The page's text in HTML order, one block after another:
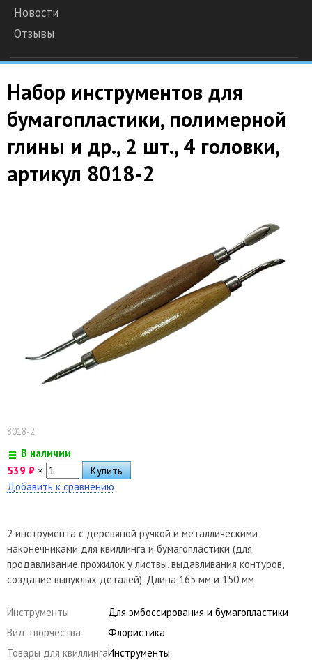
Новости
Отзывы
Набор инструментов для
бумагопластики, полимерной
глины и др., 2 шт., 4 головки,
артикул 8018-2
8018-2
В наличии
539 ₽ ×
Добавить к сравнению
2 инструмента с деревяной ручкой и металлическими
наконечниками для квиллинга и бумагопластики (для
продавливание прожилок у листвы, выдавливания контуров,
создание выпуклых деталей). Длина 165 мм и 150 мм
Инструменты
Для эмбоссирования и бумагопластики
Вид творчества
Флористика
Товары для квиллингаИнструменты